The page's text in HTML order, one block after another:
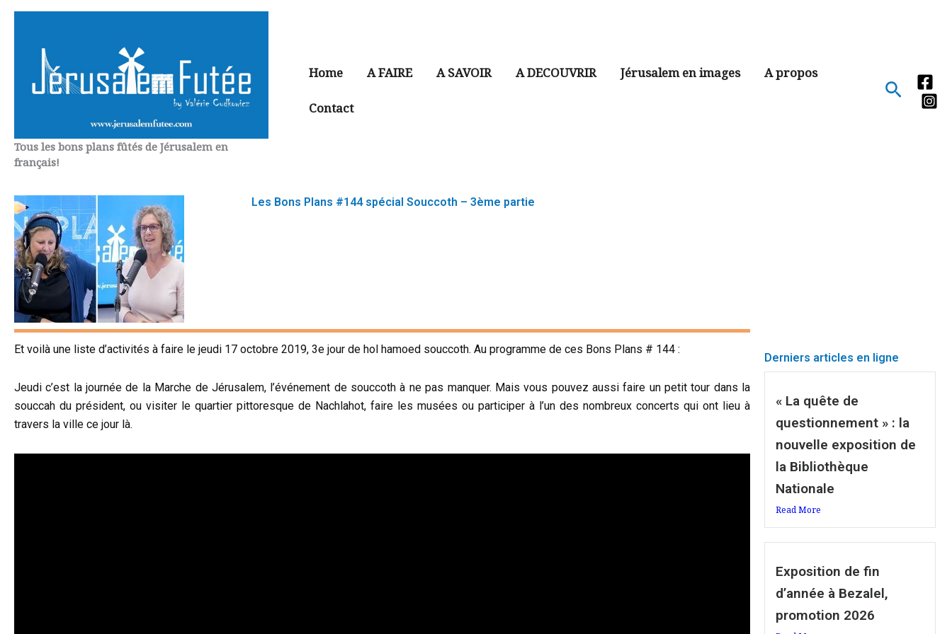
Aller
contenu
Tous les bons plans fûtés de Jérusalem en
français!
Home A FAIRE A SAVOIR A DECOUVRIR Jérusalem en images A propos
Contact
Les Bons Plans #144 spécial Souccoth – 3ème partie
Et voilà une liste d’activités à faire le jeudi 17 octobre 2019, 3e jour de hol hamoed souccoth. Au programme de ces Bons Plans # 144 :
Jeudi c’est la journée de la Marche de Jérusalem, l’événement de souccoth à ne pas manquer. Mais vous pouvez aussi faire un petit tour dans la
souccah du président, ou visiter le quartier pittoresque de Nachlahot, faire les musées ou participer à l’un des nombreux concerts qui ont lieu à
travers la ville ce jour là.
Derniers articles en ligne
« La quête de
questionnement » : la
nouvelle exposition de
la Bibliothèque
Nationale
Read More
Exposition de fin
d’année à Bezalel,
promotion 2026